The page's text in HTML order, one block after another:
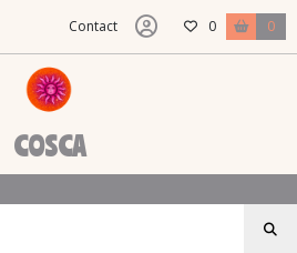
Contact 0 0
COSCA